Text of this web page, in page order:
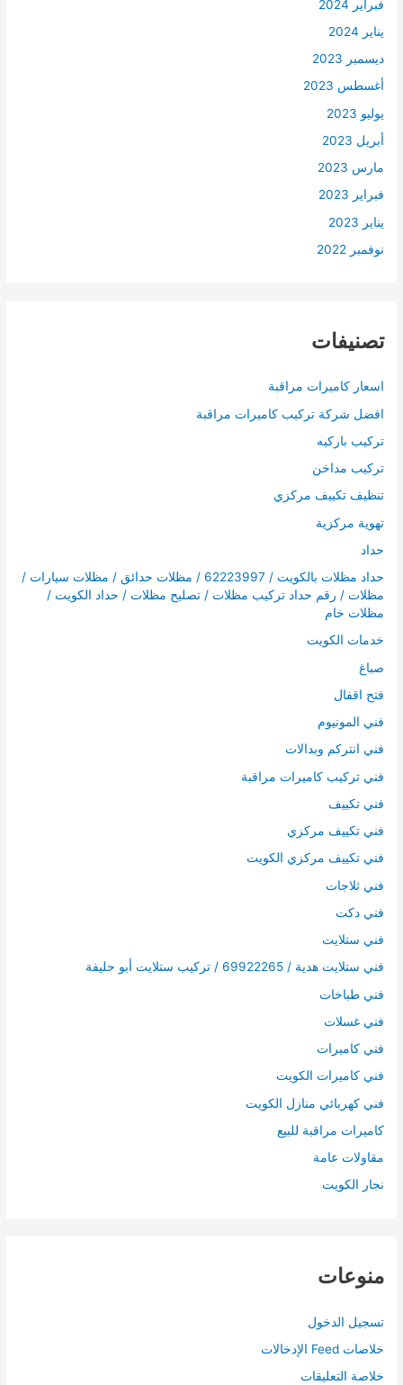
فبراير 2024
يناير 2024
ديسمبر 2023
أغسطس 2023
يوليو 2023
أبريل 2023
مارس 2023
فبراير 2023
يناير 2023
نوفمبر 2022
تصنيفات
اسعار كاميرات مراقبة
افضل شركة تركيب كاميرات مراقبة
تركيب باركيه
تركيب مداخن
تنظيف تكييف مركزي
تهوية مركزية
حداد
حداد مظلات بالكويت / 62223997 / مظلات حدائق / مظلات سيارات /
مظلات / رقم حداد تركيب مظلات / تصليح مظلات / حداد الكويت /
مظلات خام
خدمات الكويت
صباغ
فتح اقفال
فني المونيوم
فني انتركم وبدالات
فني تركيب كاميرات مراقبة
فني تكييف
فني تكييف مركزي
فني تكييف مركزي الكويت
فني ثلاجات
فني دكت
فني ستلايت
فني ستلايت هدية / 69922265 / تركيب ستلايت أبو حليفة
فني طباخات
فني غسلات
فني كاميرات
فني كاميرات الكويت
فني كهربائي منازل الكويت
كاميرات مراقبة للبيع
مقاولات عامة
نجار الكويت
منوعات
تسجيل الدخول
خلاصات Feed الإدخالات
خلاصة التعليقات